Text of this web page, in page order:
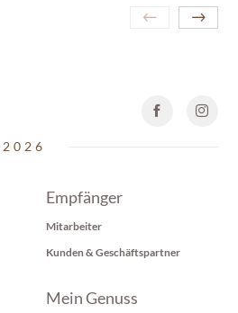
Empfänger
Mitarbeiter
Kunden & Geschäftspartner
Mein Genuss